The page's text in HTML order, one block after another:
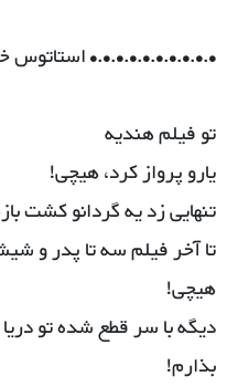
•.•.•.•.•.•.•.•.•.• استاتوس
تو فیلم هندیه
یارو پرواز کرد، هیچی!
تنهایی زد یه گردانو کشت
تا آخر فیلم سه تا پدر و
هیچی!
دیگه با سر قطع شده تو
بذارم!